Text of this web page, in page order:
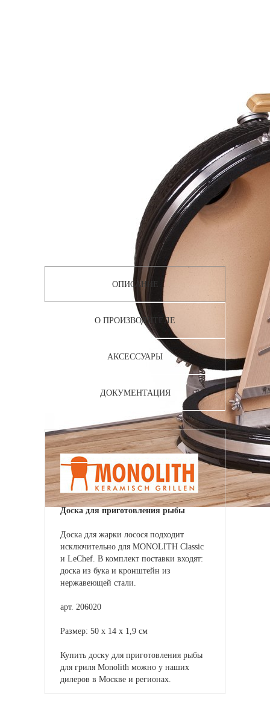
ОПИСАНИЕ
О ПРОИЗВОДИТЕЛЕ
АКСЕССУАРЫ
ДОКУМЕНТАЦИЯ
Доска для приготовления рыбы
Доска для жарки лосося подходит
исключительно для MONOLITH Classic
и LeChef. В комплект поставки входят:
доска из бука и кронштейн из
нержавеющей стали.
арт. 206020
Размер: 50 х 14 х 1,9 см
Купить доску для приготовления рыбы
для гриля Monolith можно у наших
дилеров в Москве и регионах.